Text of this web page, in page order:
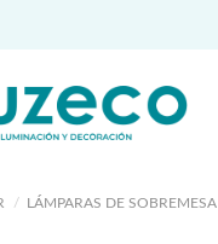
LÁMPARAS DE SOBREMESA